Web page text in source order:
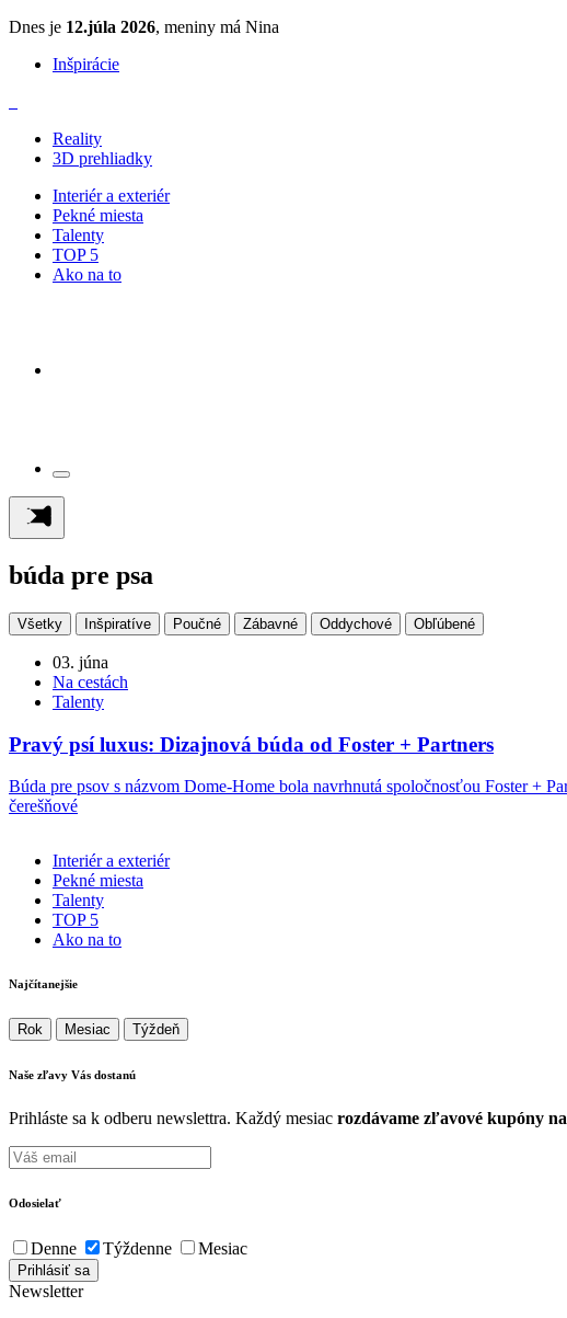
Dnes je 12.júla 2026, meniny má Nina
Inšpirácie
Reality
3D prehliadky
Interiér a exteriér
Pekné miesta
Talenty
TOP 5
Ako na to
búda pre psa
Všetky Inšpiratíve Poučné Zábavné Oddychové Obľúbené
03. júna
Na cestách
Talenty
Pravý psí luxus: Dizajnová búda od Foster + Partners
Búda pre psov s názvom Dome-Home bola navrhnutá spoločnosťou Foster +
čerešňové
Interiér a exteriér
Pekné miesta
Talenty
TOP 5
Ako na to
Najčítanejšie
Rok Mesiac Týždeň
Naše zľavy Vás dostanú
Prihláste sa k odberu newslettra. Každý mesiac rozdávame zľavové kupóny
Odosielať
Denne Týždenne Mesiac
Newsletter